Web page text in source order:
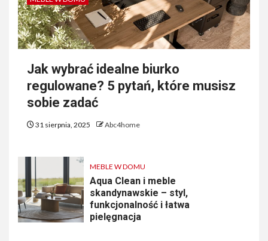
Jak wybrać idealne biurko
regulowane? 5 pytań, które musisz
sobie zadać
31 sierpnia, 2025 Abc4home
MEBLE W DOMU
Aqua Clean i meble
skandynawskie – styl,
funkcjonalność i łatwa
pielęgnacja